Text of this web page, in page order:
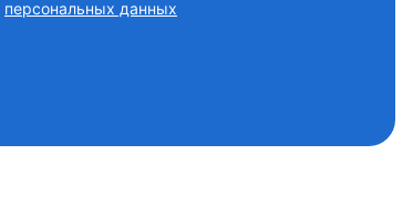
персональных данных